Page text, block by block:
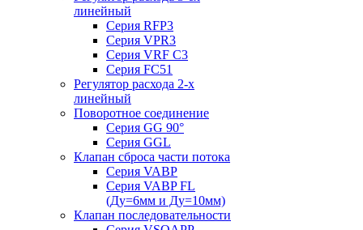
линейный
Серия RFP3
Серия VPR3
Серия VRF C3
Серия FC51
Регулятор расхода 2-х
линейный
Поворотное соединение
Серия GG 90°
Серия GGL
Клапан сброса части потока
Серия VABP
Серия VABP FL
(Ду=6мм и Ду=10мм)
Клапан последовательности